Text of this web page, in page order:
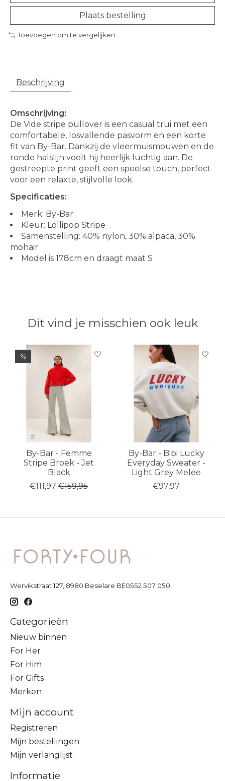
Plaats bestelling
Toevoegen om te vergelijken
Beschrijving
Omschrijving:
De Vide stripe pullover is een casual trui met een
comfortabele, losvallende pasvorm en een korte
fit van By-Bar. Dankzij de vleermuismouwen en de
ronde halslijn voelt hij heerlijk luchtig aan. De
gestreepte print geeft een speelse touch, perfect
voor een relaxte, stijlvolle look.
Specificaties:
Merk: By-Bar
Kleur: Lollipop Stripe
Samenstelling: 40% nylon, 30% alpaca, 30%
mohair
Model is 178cm en draagt maat S
Dit vind je misschien ook leuk
Items van productcarrousel
%
By-Bar - Femme
Stripe Broek - Jet
Black
€111,97 €159,95
By-Bar - Bibi Lucky
Everyday Sweater -
Light Grey Melee
€97,97
Wervikstraat 127, 8980 Beselare BE0552 507 050
Categorieën
Nieuw binnen
For Her
For Him
For Gifts
Merken
Mijn account
Registreren
Mijn bestellingen
Mijn verlanglijst
Informatie